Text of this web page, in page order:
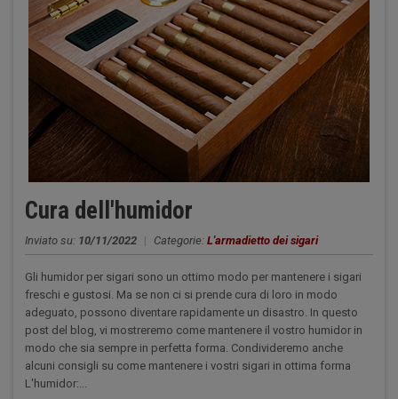
Cura dell'humidor
Inviato su: 10/11/2022 | Categorie: L'armadietto dei sigari
Gli humidor per sigari sono un ottimo modo per mantenere i sigari
freschi e gustosi. Ma se non ci si prende cura di loro in modo
adeguato, possono diventare rapidamente un disastro. In questo
post del blog, vi mostreremo come mantenere il vostro humidor in
modo che sia sempre in perfetta forma. Condivideremo anche
alcuni consigli su come mantenere i vostri sigari in ottima forma
L'humidor:...